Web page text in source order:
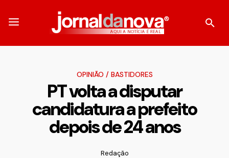
OPINIÃO / BASTIDORES
PT volta a disputar
candidatura a prefeito
depois de 24 anos
Redação